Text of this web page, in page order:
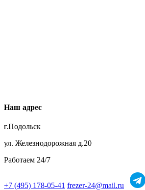
Наш адрес
г.Подольск
ул. Железнодорожная д.20
Работаем 24/7
+7 (495) 178-05-41 frezer-24@mail.ru